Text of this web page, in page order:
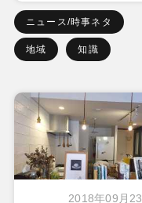
ニュース/時事ネタ
地域 知識
2018年09月